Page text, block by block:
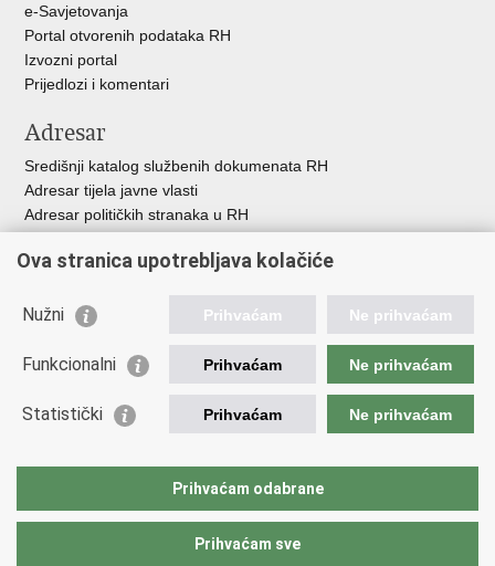
e-Savjetovanja
Portal otvorenih podataka RH
Izvozni portal
Prijedlozi i komentari
Adresar
Središnji katalog službenih dokumenata RH
Adresar tijela javne vlasti
Adresar političkih stranaka u RH
Besplatni telefoni javne uprave
Važne poveznice
Vlada Republike Hrvatske
Europska komisija
Taxation and Customs Union
Ova stranica upotrebljava kolačiće
Nužni Prihvaćam Ne prihvaćam
Funkcionalni Prihvaćam Ne prihvaćam
Statistički Prihvaćam Ne prihvaćam
Prihvaćam odabrane
Prihvaćam sve